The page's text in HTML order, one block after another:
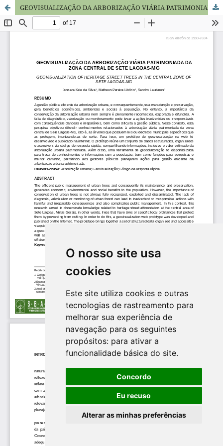
O nosso site usa
cookies
Este site utiliza cookies e outras
tecnologias de rastreamento para
melhorar sua experiência de
navegação para os seguintes
propósitos: para ativar a
funcionalidade básica do site.
Concordo
Eu recuso
Alterar as minhas preferências
GEOVISUALIZAÇÃO DA ARBORIZAÇÃO VIÁRIA PATRIMONIADA DA ZONA CENTRAL DE SETE LAGOAS-MG